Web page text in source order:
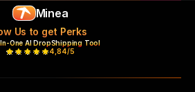
Minea
Us to get Perks
In-One AI DropShipping Tool
4,84/5